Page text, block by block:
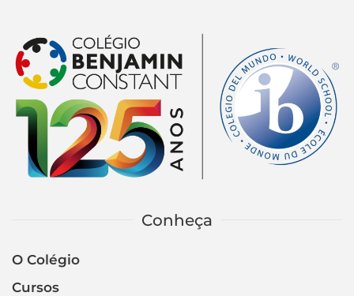
Conheça
O Colégio
Cursos